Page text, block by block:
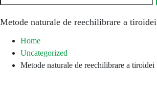
Metode naturale de reechilibrare a tiroidei
Home
Uncategorized
Metode naturale de reechilibrare a tiroidei